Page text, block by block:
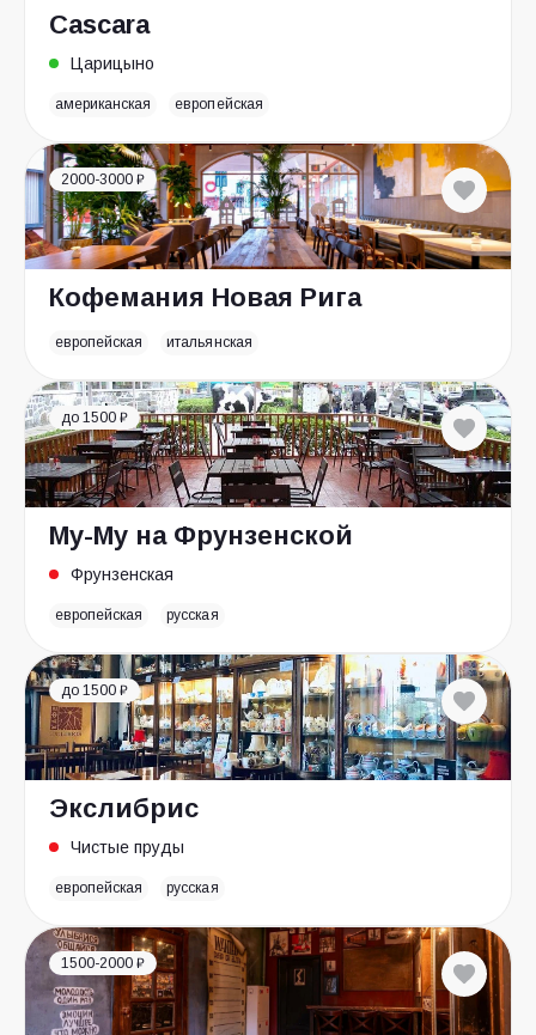
Cascara
Царицыно
американская европейская
2000-3000 ₽
Кофемания Новая Рига
европейская итальянская
до 1500 ₽
Му-Му на Фрунзенской
Фрунзенская
европейская русская
до 1500 ₽
Экслибрис
Чистые пруды
европейская русская
1500-2000 ₽